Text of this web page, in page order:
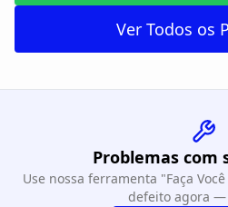
Ver Todos os
Problemas com
Use nossa ferramenta "Faça
defeito agora —